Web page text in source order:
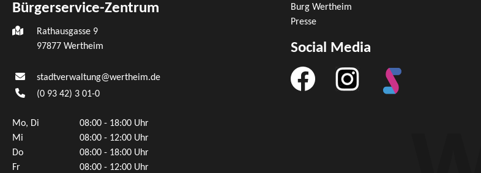
Bürgerservice-Zentrum
Rathausgasse 9
97877 Wertheim
stadtverwaltung@wertheim.de
(0 93 42) 3 01-0
Mo, Di
08:00 - 18:00 Uhr
Mi
08:00 - 12:00 Uhr
Do
08:00 - 18:00 Uhr
Fr
08:00 - 12:00 Uhr
Burg Wertheim
Presse
Social Media